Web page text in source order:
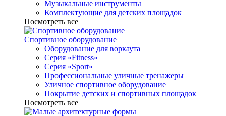
Музыкальные инструменты
Комплектующие для детских площадок
Посмотреть все
Спортивное оборудование
Оборудование для воркаута
Серия «Fitness»
Серия «Sport»
Профессиональные уличные тренажеры
Уличное спортивное оборудование
Покрытие детских и спортивных площадок
Посмотреть все